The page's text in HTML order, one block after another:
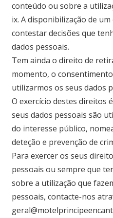
conteúdo ou sobre a
ix. A disponibilização de
contestar decisões que
dados pessoais.
Tem ainda o direito de
momento, o
utilizarmos os seus dados
O exercício destes direitos
seus dados pessoais são
do interesse público,
deteção e prevenção de
Para exercer os seus
pessoais ou sempre que
sobre a utilização que
pessoais, contacte-nos